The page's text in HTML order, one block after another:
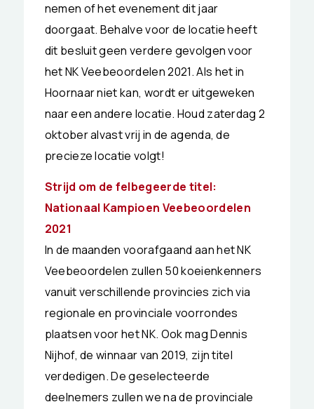
nemen of het evenement dit jaar
doorgaat. Behalve voor de locatie heeft
dit besluit geen verdere gevolgen voor
het NK Veebeoordelen 2021. Als het in
Hoornaar niet kan, wordt er uitgeweken
naar een andere locatie. Houd zaterdag 2
oktober alvast vrij in de agenda, de
precieze locatie volgt!
Strijd om de felbegeerde titel:
Nationaal Kampioen Veebeoordelen
2021
In de maanden voorafgaand aan het NK
Veebeoordelen zullen 50 koeienkenners
vanuit verschillende provincies zich via
regionale en provinciale voorrondes
plaatsen voor het NK. Ook mag Dennis
Nijhof, de winnaar van 2019, zijn titel
verdedigen. De geselecteerde
deelnemers zullen we na de provinciale